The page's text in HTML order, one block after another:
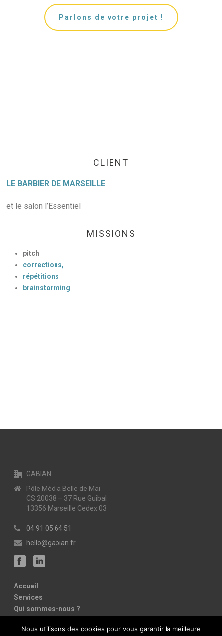
Parlons de votre projet !
CLIENT
LE BARBIER DE MARSEILLE
et le salon l’Essentiel
MISSIONS
pitch
corrections,
répétitions
brainstorming
GABIAN
Pôle Média Belle de Mai
CS 20038 – 37 Rue Guibal
13356 Marseille Cedex 03
04 91 05 64 51
hello@gabian.fr
Accueil
Services
Qui sommes-nous ?
Contact
Nous utilisons des cookies pour vous garantir la meilleure